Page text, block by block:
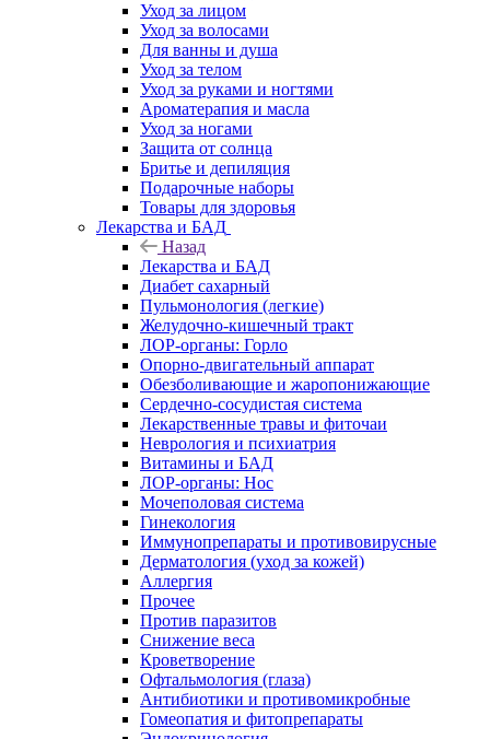
Уход за лицом
Уход за волосами
Для ванны и душа
Уход за телом
Уход за руками и ногтями
Ароматерапия и масла
Уход за ногами
Защита от солнца
Бритье и депиляция
Подарочные наборы
Товары для здоровья
Лекарства и БАД
Назад
Лекарства и БАД
Диабет сахарный
Пульмонология (легкие)
Желудочно-кишечный тракт
ЛОР-органы: Горло
Опорно-двигательный аппарат
Обезболивающие и жаропонижающие
Сердечно-сосудистая система
Лекарственные травы и фиточаи
Неврология и психиатрия
Витамины и БАД
ЛОР-органы: Нос
Мочеполовая система
Гинекология
Иммунопрепараты и противовирусные
Дерматология (уход за кожей)
Аллергия
Прочее
Против паразитов
Снижение веса
Кроветворение
Офтальмология (глаза)
Антибиотики и противомикробные
Гомеопатия и фитопрепараты